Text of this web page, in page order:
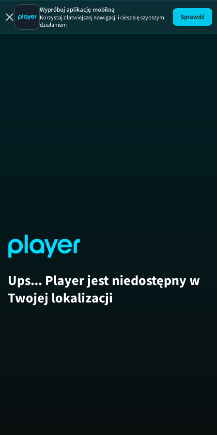
Wypróbuj aplikację mobilną
Korzystaj z łatwiejszej nawigacji i ciesz się szybszym
działaniem
Sprawdź
Ups... Player jest niedostępny w
Twojej lokalizacji